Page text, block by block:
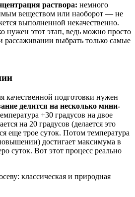
раствора: немного
веществом или наоборот — не
выполненной некачественно.
нужен этот этап, ведь можно просто
рассаживании выбрать только самые
качественной подготовки нужен
делится на несколько мини-
+30 градусов на двое
на 20 градусов (делается это
еще трое суток. Потом температура
достигает максимума в
суток. Вот этот процесс реально